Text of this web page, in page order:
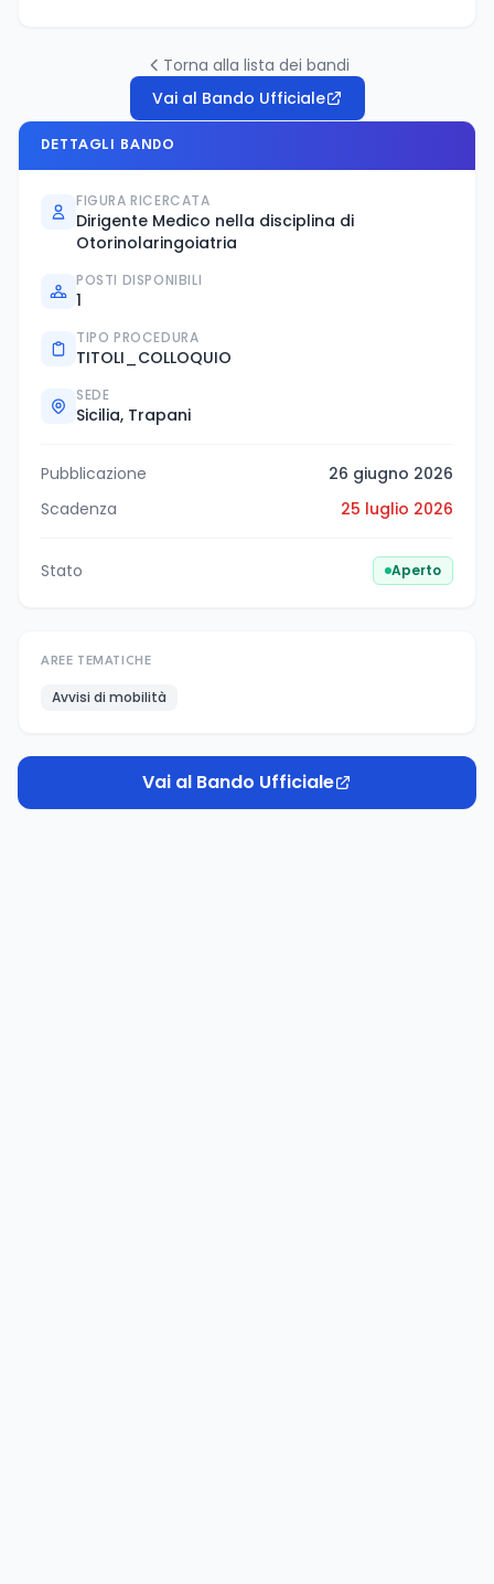
Torna alla lista dei bandi
Vai al Bando Ufficiale
DETTAGLI BANDO
FIGURA RICERCATA
Dirigente Medico nella disciplina di
Otorinolaringoiatria
POSTI DISPONIBILI
1
TIPO PROCEDURA
TITOLI_COLLOQUIO
SEDE
Sicilia, Trapani
Pubblicazione
26 giugno 2026
Scadenza
25 luglio 2026
Stato Aperto
AREE TEMATICHE
Avvisi di mobilità
Vai al Bando Ufficiale